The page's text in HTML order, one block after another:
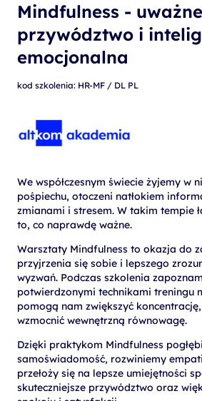
Mindfulness - uważne
przywództwo i
emocjonalna
kod szkolenia: HR-MF / DL PL
We współczesnym świecie żyjemy w
pośpiechu, otoczeni natłokiem
zmianami i stresem. W takim tempie
to, co naprawdę ważne.
Warsztaty Mindfulness to okazja do
przyjrzenia się sobie i lepszego
wyzwań. Podczas szkolenia
potwierdzonymi technikami treningu
pomogą nam zwiększyć
wzmocnić wewnętrzną równowagę.
Dzięki praktykom Mindfulness
samoświadomość, rozwiniemy
przełoży się na lepsze umiejętności
skuteczniejsze przywództwo oraz